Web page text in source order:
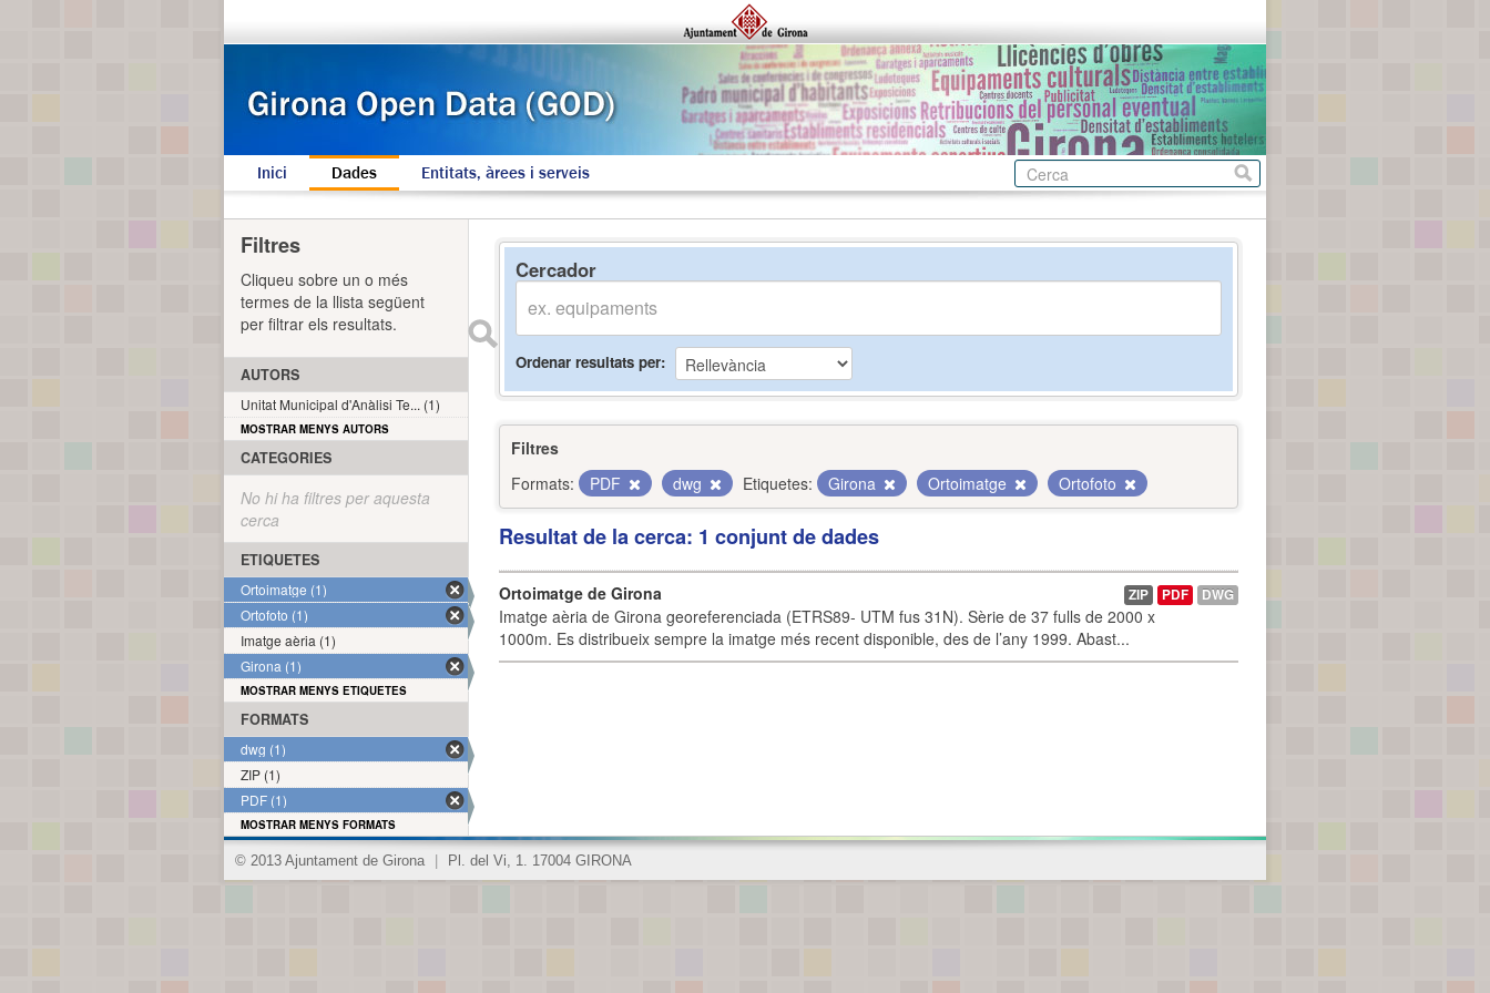
Inici Dades Entitats, àrees i serveis
Cercador
Ordenar resultats per
Filtres
Formats:
PDF dwg Etiquetes: Girona Ortoimatge Ortofoto
Resultat de la cerca: 1 conjunt de dades
Ortoimatge de Girona
Imatge aèria de Girona georeferenciada (ETRS89- UTM fus 31N). Sèrie de 37 fulls de 2000 x
1000m. Es distribueix sempre la imatge més recent disponible, des de l’any 1999. Abast...
ZIP PDF DWG
Filtres
Cliqueu sobre un o més
termes de la llista següent
per filtrar els resultats.
AUTORS
Unitat Municipal d'Anàlisi Te... (1)
MOSTRAR MENYS AUTORS
CATEGORIES
No hi ha filtres per aquesta
cerca
ETIQUETES
Ortoimatge (1)
Ortofoto (1)
Imatge aèria (1)
Girona (1)
MOSTRAR MENYS ETIQUETES
FORMATS
dwg (1)
ZIP (1)
PDF (1)
MOSTRAR MENYS FORMATS
© 2013 Ajuntament de Girona Pl. del Vi, 1. 17004 GIRONA